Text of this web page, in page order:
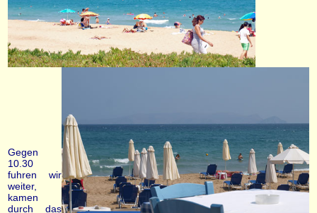
Gegen
10.30
fuhren wir
weiter,
kamen
durch das